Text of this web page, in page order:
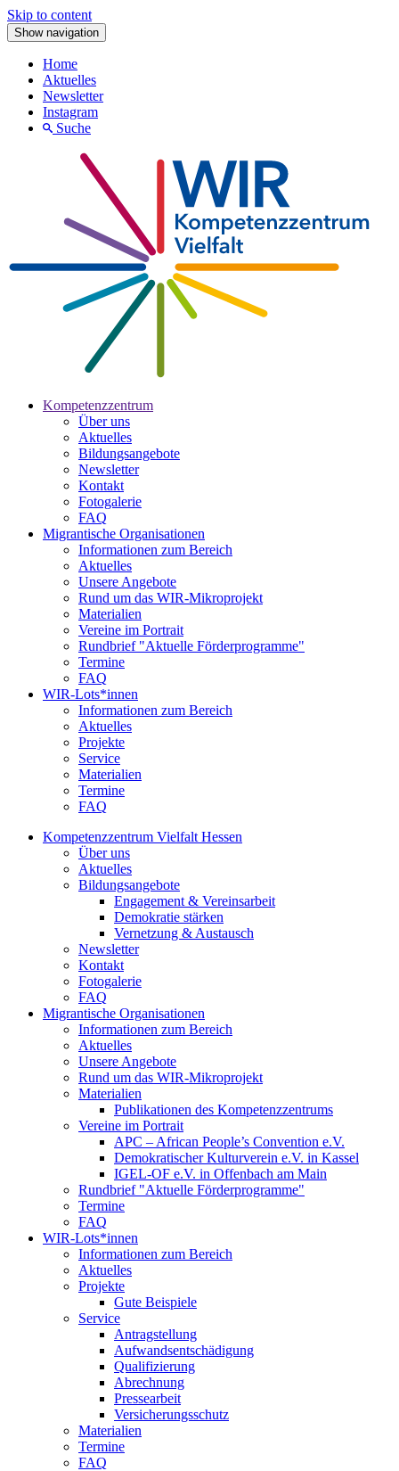
Skip to content
Show navigation
Home
Aktuelles
Newsletter
Instagram
Suche
Kompetenzzentrum
Über uns
Aktuelles
Bildungsangebote
Newsletter
Kontakt
Fotogalerie
FAQ
Migrantische Organisationen
Informationen zum Bereich
Aktuelles
Unsere Angebote
Rund um das WIR-Mikroprojekt
Materialien
Vereine im Portrait
Rundbrief "Aktuelle Förderprogramme"
Termine
FAQ
WIR-Lots*innen
Informationen zum Bereich
Aktuelles
Projekte
Service
Materialien
Termine
FAQ
Kompetenzzentrum Vielfalt Hessen
Über uns
Aktuelles
Bildungsangebote
Engagement & Vereinsarbeit
Demokratie stärken
Vernetzung & Austausch
Newsletter
Kontakt
Fotogalerie
FAQ
Migrantische Organisationen
Informationen zum Bereich
Aktuelles
Unsere Angebote
Rund um das WIR-Mikroprojekt
Materialien
Publikationen des Kompetenzzentrums
Vereine im Portrait
APC – African People’s Convention e.V.
Demokratischer Kulturverein e.V. in Kassel
IGEL-OF e.V. in Offenbach am Main
Rundbrief "Aktuelle Förderprogramme"
Termine
FAQ
WIR-Lots*innen
Informationen zum Bereich
Aktuelles
Projekte
Gute Beispiele
Service
Antragstellung
Aufwandsentschädigung
Qualifizierung
Abrechnung
Pressearbeit
Versicherungsschutz
Materialien
Termine
FAQ